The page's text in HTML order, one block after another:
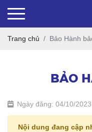
Trang chủ Bảo Hành
BẢO
Ngày đăng: 04/10/
Nội dung đang cập